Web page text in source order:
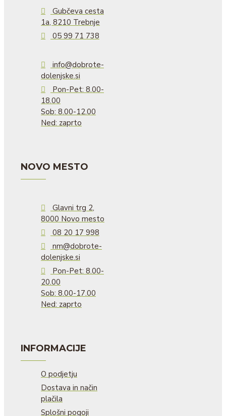
Gubčeva cesta
1a, 8210 Trebnje
05 99 71 738
info@dobrote-
dolenjske.si
Pon-Pet: 8.00-
18.00
Sob: 8.00-12.00
Ned: zaprto
NOVO MESTO
Glavni trg 2,
8000 Novo mesto
08 20 17 998
nm@dobrote-
dolenjske.si
Pon-Pet: 8.00-
20.00
Sob: 8.00-17.00
Ned: zaprto
INFORMACIJE
O podjetju
Dostava in način
plačila
Splošni pogoji